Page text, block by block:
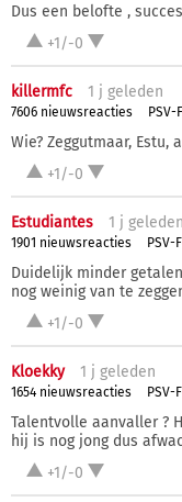
Dus een belofte ,
+1/-0
killermfc 1 j geleden
7606 nieuwsreacties
Wie? Zeggutmaar, Estu,
+1/-0
Estudiantes 1 j geleden
1901 nieuwsreacties PSV-
Duidelijk minder
nog weinig van te
+1/-0
Kloekky 1 j geleden
1654 nieuwsreacties
Talentvolle aanvaller ?
hij is nog jong dus
+1/-0